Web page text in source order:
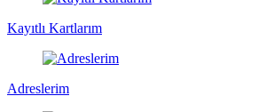
Kayıtlı Kartlarım
Adreslerim